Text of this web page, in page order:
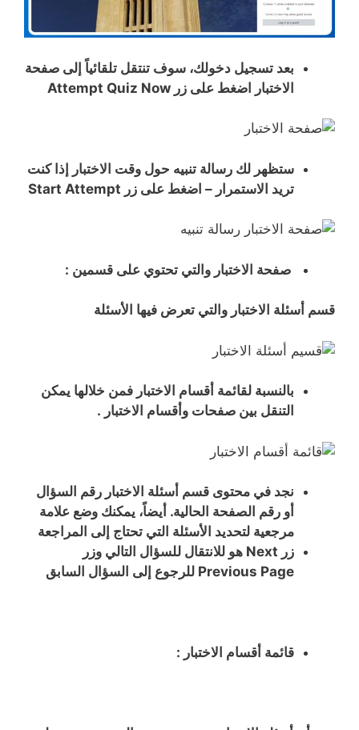
بعد تسجيل دخولك، سوف تنتقل تلقائياً إلى صفحة
الاختبار اضغط على زر Attempt Quiz Now
ستظهر لك رسالة تنبيه حول وقت الاختبار إذا كنت
تريد الاستمرار – اضغط على زر Start Attempt
صفحة الاختبار والتي تحتوي على قسمين :
قسم أسئلة الاختبار والتي تعرض فيها الأسئلة
بالنسبة لقائمة أقسام الاختبار فمن خلالها يمكن
التنقل بين صفحات وأقسام الاختبار .
نجد في محتوى قسم أسئلة الاختبار رقم السؤال
أو رقم الصفحة الحالية. أيضاً، يمكنك وضع علامة
مرجعية لتحديد الأسئلة التي تحتاج إلى المراجعة
زر Next هو للانتقال للسؤال التالي وزر
Previous Page للرجوع إلى السؤال السابق
قائمة أقسام الاختبار :